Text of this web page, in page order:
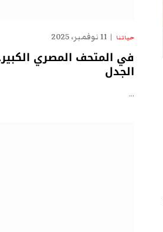
حياتنا 11 نوفمبر، 2025
في المتحف المصري
الجدل
…